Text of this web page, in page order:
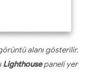
alanı gösterilir.
Lighthousepaneli yer